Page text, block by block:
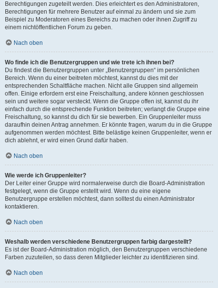
Berechtigungen zugeteilt werden. Dies erleichtert es den Administratoren,
Berechtigungen für mehrere Benutzer auf einmal zu ändern und sie zum
Beispiel zu Moderatoren eines Bereichs zu machen oder ihnen Zugriff zu
einem nichtöffentlichen Forum zu geben.
Nach oben
Wo finde ich die Benutzergruppen und wie trete ich ihnen bei?
Du findest die Benutzergruppen unter „Benutzergruppen“ im persönlichen
Bereich. Wenn du einer beitreten möchtest, kannst du dies mit der
entsprechenden Schaltfläche machen. Nicht alle Gruppen sind allgemein
offen. Einige erfordern erst eine Freischaltung, andere können geschlossen
sein und weitere sogar versteckt. Wenn die Gruppe offen ist, kannst du ihr
einfach durch die entsprechende Funktion beitreten; verlangt die Gruppe eine
Freischaltung, so kannst du dich für sie bewerben. Ein Gruppenleiter muss
daraufhin deinen Antrag annehmen. Er könnte fragen, warum du in die Gruppe
aufgenommen werden möchtest. Bitte belästige keinen Gruppenleiter, wenn er
dich ablehnt, er wird einen Grund dafür haben.
Nach oben
Wie werde ich Gruppenleiter?
Der Leiter einer Gruppe wird normalerweise durch die Board-Administration
festgelegt, wenn die Gruppe erstellt wird. Wenn du eine eigene
Benutzergruppe erstellen möchtest, dann solltest du einen Administrator
kontaktieren.
Nach oben
Weshalb werden verschiedene Benutzergruppen farbig dargestellt?
Es ist der Board-Administration möglich, den Benutzergruppen verschiedene
Farben zuzuteilen, so dass deren Mitglieder leichter zu identifizieren sind.
Nach oben